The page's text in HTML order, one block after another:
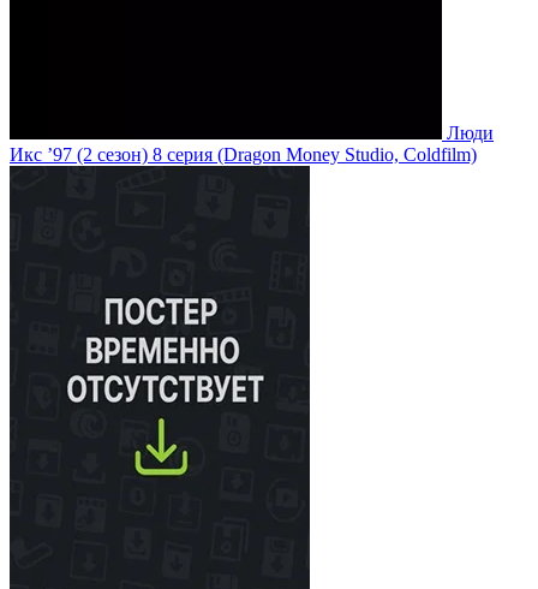
Люди
Икс ’97 (2 сезон) 8 серия (Dragon Money Studio, Coldfilm)